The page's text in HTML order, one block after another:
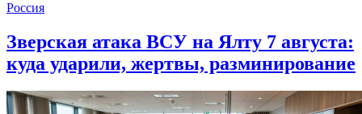
Россия
Зверская атака ВСУ на Ялту 7 августа:
куда ударили, жертвы, разминирование